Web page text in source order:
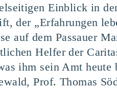
Ein­blick in
der „Erfah­run­gen
auf dem Pas­sau­er
Hel­fer der
ihm sein Amt
Prof. Tho­mas